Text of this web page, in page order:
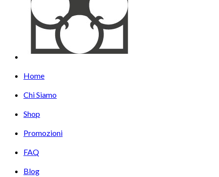
Home
Chi Siamo
Shop
Promozioni
FAQ
Blog